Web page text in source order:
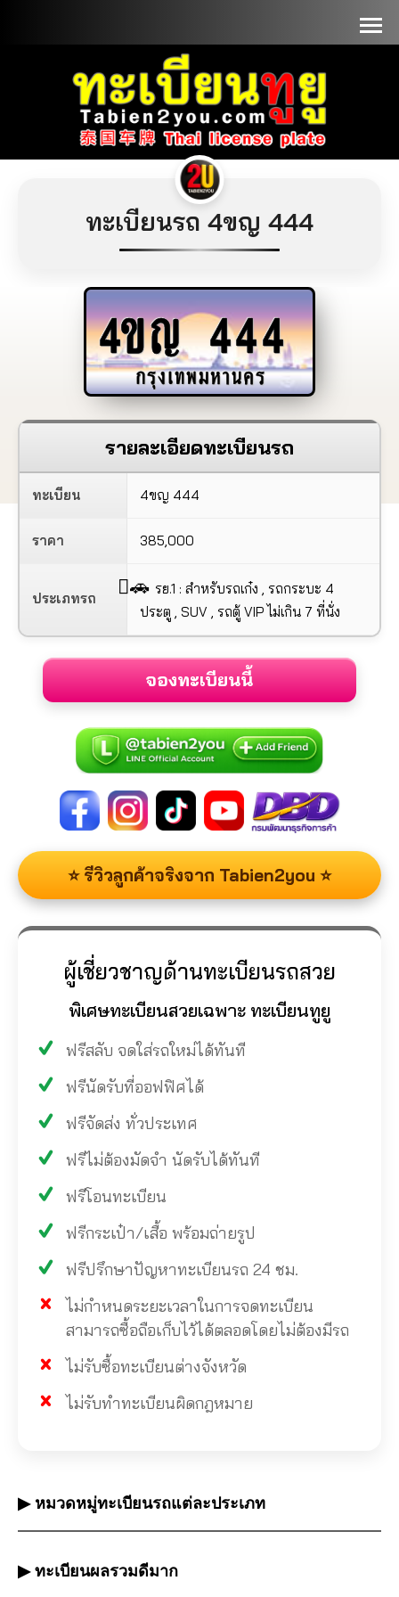
ทะเบียนรถ 4ขญ 444
4ขญ 444
กรุงเทพมหานคร
รายละเอียดทะเบียนรถ
ทะเบียน 4ขญ 444
ราคา 385,000
ประเภทรถ
🚗 รย.1 : สำหรับรถเก๋ง , รถกระบะ 4
ประตู , SUV , รถตู้ VIP ไม่เกิน 7 ที่นั่ง
จองทะเบียนนี้
⭐ รีวิวลูกค้าจริงจาก Tabien2you ⭐
ผู้เชี่ยวชาญด้านทะเบียนรถสวย
พิเศษทะเบียนสวยเฉพาะ ทะเบียนทูยู
ฟรีสลับ จดใส่รถใหม่ได้ทันที
ฟรีนัดรับที่ออฟฟิศได้
ฟรีจัดส่ง ทั่วประเทศ
ฟรีไม่ต้องมัดจำ นัดรับได้ทันที
ฟรีโอนทะเบียน
ฟรีกระเป๋า/เสื้อ พร้อมถ่ายรูป
ฟรีปรึกษาปัญหาทะเบียนรถ 24 ชม.
ไม่กำหนดระยะเวลาในการจดทะเบียน
สามารถซื้อถือเก็บไว้ได้ตลอดโดยไม่ต้องมีรถ
ไม่รับซื้อทะเบียนต่างจังหวัด
ไม่รับทำทะเบียนผิดกฎหมาย
▶ หมวดหมู่ทะเบียนรถแต่ละประเภท
▶ ทะเบียนผลรวมดีมาก